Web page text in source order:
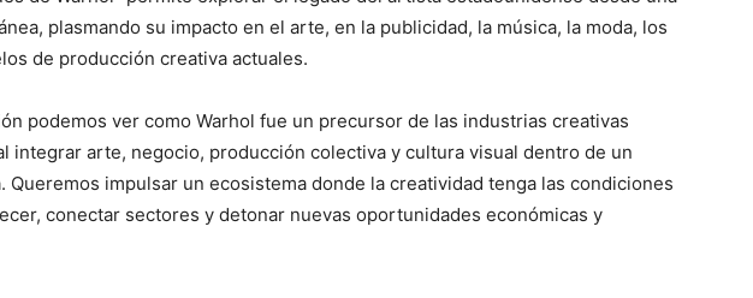
plasmando su impacto en el arte, en la publicidad, la música, la moda, los
de producción creativa actuales.
podemos ver como Warhol fue un precursor de las industrias creativas
integrar arte, negocio, producción colectiva y cultura visual dentro de un
Queremos impulsar un ecosistema donde la creatividad tenga las condiciones
conectar sectores y detonar nuevas oportunidades económicas y